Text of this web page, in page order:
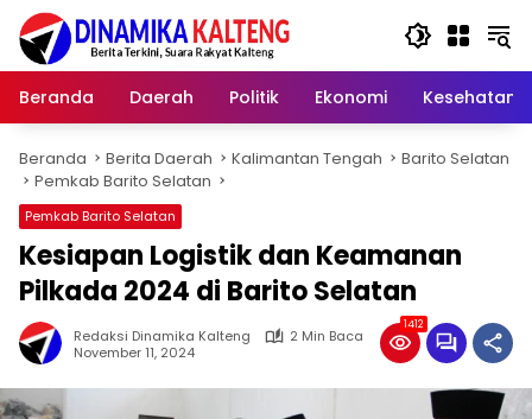
Langsung
konten
Beranda
Daerah Politik Ekonomi Kesehatan
Beranda Berita Daerah Kalimantan Tengah
Barito Selatan
Pemkab Barito Selatan
Pemkab Barito Selatan
Kesiapan Logistik dan Keamanan
Pilkada 2024 di Barito Selatan
Redaksi Dinamika Kalteng
2 Min Baca
November 11, 2024
1412